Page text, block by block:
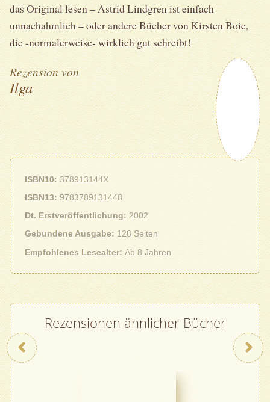
das Original lesen – Astrid Lindgren ist einfach
unnachahmlich – oder andere Bücher von Kirsten Boie,
die -normalerweise- wirklich gut schreibt!
Rezension von
Ilga
ISBN10 378913144X
ISBN13 9783789131448
Dt. Erstveröffentlichung
2002
Gebundene Ausgabe
128 Seiten
Empfohlenes Lesealter Ab 8 Jahren
Rezensionen ähnlicher Bücher